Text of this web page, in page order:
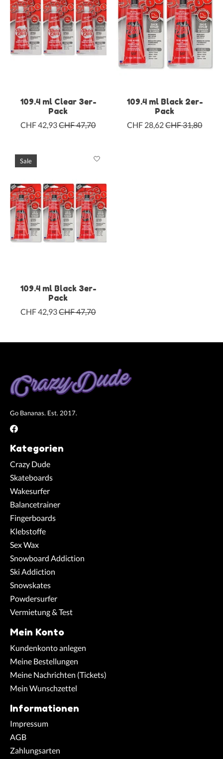
109.4 ml Clear 3er-
Pack
CHF 42,93CHF 47,70
109.4 ml Black 2er-
Pack
CHF 28,62CHF 31,80
Sale
109.4 ml Black 3er-
Pack
CHF 42,93CHF 47,70
Go Bananas. Est. 2017.
Kategorien
Crazy Dude
Skateboards
Wakesurfer
Balancetrainer
Fingerboards
Klebstoffe
Sex Wax
Snowboard Addiction
Ski Addiction
Snowskates
Powdersurfer
Vermietung & Test
Mein Konto
Kundenkonto anlegen
Meine Bestellungen
Meine Nachrichten (Tickets)
Mein Wunschzettel
Informationen
Impressum
AGB
Zahlungsarten